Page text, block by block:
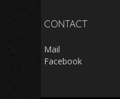
CONTACT
Mail
Facebook